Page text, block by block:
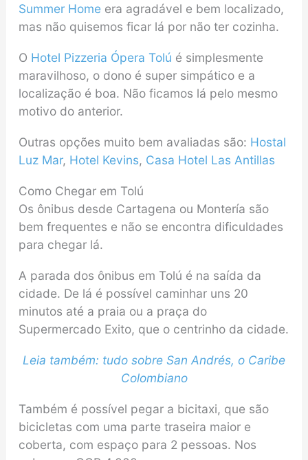
Summer Homeera agradável e bem localizado,
mas não quisemos ficar lá por não ter cozinha.
O Hotel Pizzeria Ópera Tolú é simplesmente
maravilhoso, o dono é super simpático e a
localização é boa. Não ficamos lá pelo mesmo
motivo do anterior.
Outras opções muito bem avaliadas são: Hostal
Luz Mar, Hotel Kevins, Casa Hotel Las Antillas
Como Chegar em Tolú
Os ônibus desde Cartagena ou Montería são
bem frequentes e não se encontra dificuldades
para chegar lá.
A parada dos ônibus em Tolú é na saída da
cidade. De lá é possível caminhar uns 20
minutos até a praia ou a praça do
Supermercado Exito, que o centrinho da cidade.
Leia também: tudo sobre San Andrés, o Caribe
Colombiano
Também é possível pegar a bicitaxi, que são
bicicletas com uma parte traseira maior e
coberta, com espaço para 2 pessoas. Nos